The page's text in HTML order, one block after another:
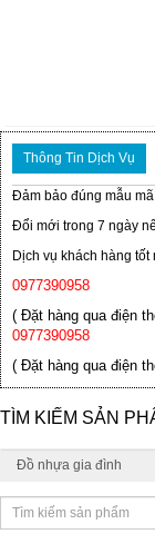
Thông Tin Dịch Vụ
Đảm bảo đúng mẫu
Đổi mới trong 7 ngày
Dịch vụ khách hàng tốt
0977390958
( Đặt hàng qua điện
0977390958
( Đặt hàng qua điện
TÌM KIẾM SẢN